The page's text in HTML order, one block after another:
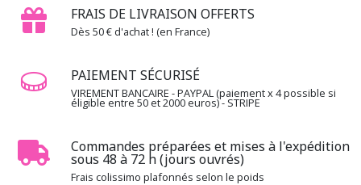
FRAIS DE LIVRAISON OFFERTS
Dès 50 € d'achat ! (en France)
PAIEMENT SÉCURISÉ
VIREMENT BANCAIRE - PAYPAL (paiement x 4 possible si
éligible entre 50 et 2000 euros) - STRIPE
Commandes préparées et mises à l'expédition
sous 48 à 72 h (jours ouvrés)
Frais colissimo plafonnés selon le poids